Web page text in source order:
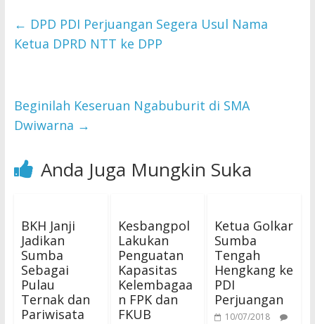
← DPD PDI Perjuangan Segera Usul Nama
Ketua DPRD NTT ke DPP
Beginilah Keseruan Ngabuburit di SMA
Dwiwarna →
Anda Juga Mungkin Suka
BKH Janji
Jadikan
Sumba
Sebagai
Pulau
Ternak dan
Pariwisata
Kesbangpol
Lakukan
Penguatan
Kapasitas
Kelembagaa
n FPK dan
FKUB
Ketua Golkar
Sumba
Tengah
Hengkang ke
PDI
Perjuangan
10/07/2018